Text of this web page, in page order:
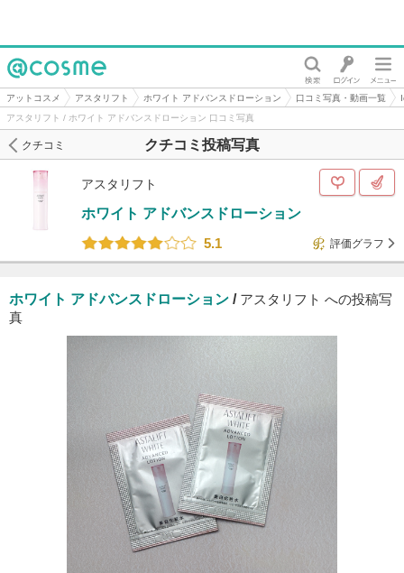
@cosme
アットコスメ アスタリフト ホワイト アドバンスドローション 口コミ写真・動画一覧
アスタリフト / ホワイト アドバンスドローション 口コミ写真
クチコミ投稿写真
クチコミ
アスタリフト
ホワイト アドバンスドローション
5.1
評価グラフ
ホワイト アドバンスドローション / アスタリフト への投稿写
真